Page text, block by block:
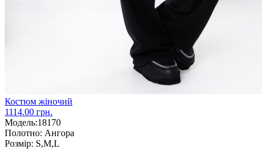
Костюм жіночий
1114.00 грн.
Модель:18170
Полотно: Ангора
Розмір: S,M,L